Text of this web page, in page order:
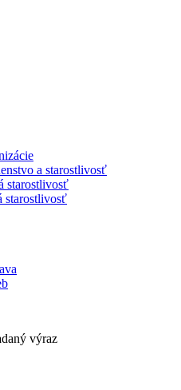
a starostlivosť
starostlivosť
starostlivosť
výraz